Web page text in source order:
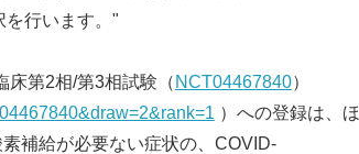
を行います。"
床第2相/第3相試験（ NCT04467840）
）への登録は、ほ
補給が必要ない症状の、COVID-